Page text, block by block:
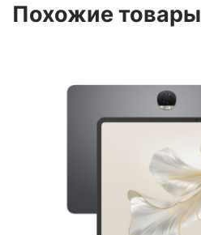
Похожие товары